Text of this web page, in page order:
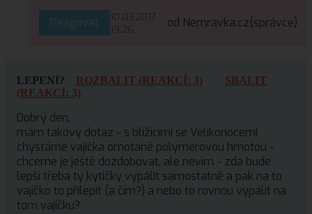
Reagovat
10.03.2017
19:26
od Nemravka.cz(správce)
LEPENÍ? ROZBALIT (REAKCÍ: 3)
SBALIT
(REAKCÍ: 3)
Dobrý den,
mám takový dotaz - s blížícími se Velikonocemi
chystáme vajíčka omotané polymerovou hmotou -
chceme je ještě dozdobovat, ale nevím - zda bude
lepší třeba ty kytičky vypálit samostatně a pak na to
vajíčko to přilepit (a čím?) a nebo to rovnou vypálit na
tom vajíčku?